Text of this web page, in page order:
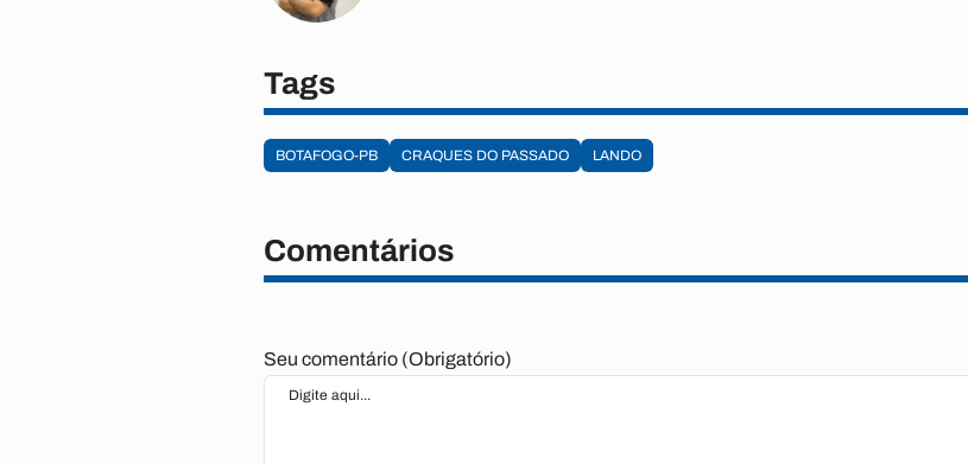
Tags
BOTAFOGO-PB CRAQUES DO PASSADO LANDO
Comentários
Seu comentário (Obrigatório)